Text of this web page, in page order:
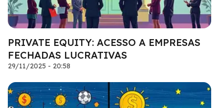
PRIVATE EQUITY: ACESSO A EMPRESAS
FECHADAS LUCRATIVAS
29/11/2025 - 20:58